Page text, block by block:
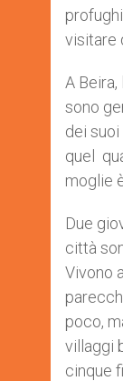
visitare
A
sono
dei
quel
moglie
Due
città
Vivono
poco,
villaggi
cinque